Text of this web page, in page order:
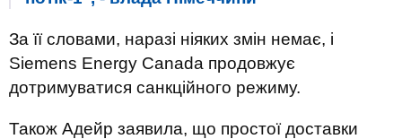
За її словами, наразі ніяких змін немає, і
Siemens Energy Canada продовжує
дотримуватися санкційного режиму.
Також Адейр заявила, що простої доставки